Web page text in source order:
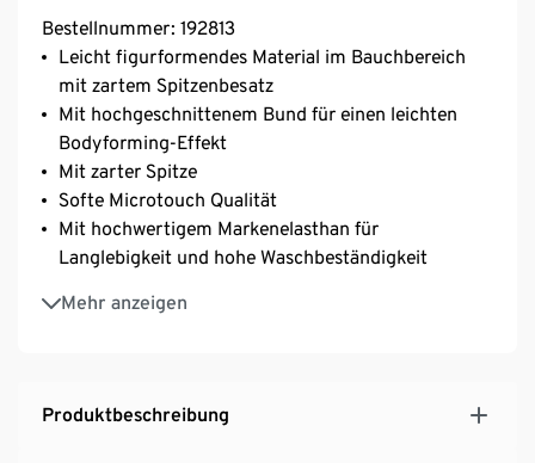
Bestellnummer: 192813
Leicht figurformendes Material im Bauchbereich
mit zartem Spitzenbesatz
Mit hochgeschnittenem Bund für einen leichten
Bodyforming-Effekt
Mit zarter Spitze
Softe Microtouch Qualität
Mit hochwertigem Markenelasthan für
Langlebigkeit und hohe Waschbeständigkeit
Mehr anzeigen
Baumwollzwickel
Produktbeschreibung